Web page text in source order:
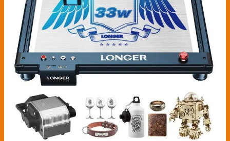
30W
(33-
36W
output
power)
6-
core
Headthe
laser
graver